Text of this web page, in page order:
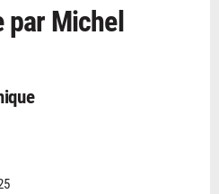
par Michel